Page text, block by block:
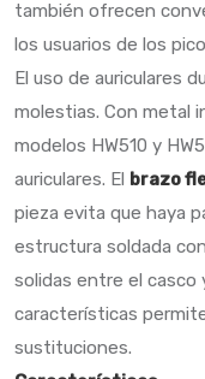
también ofrecen
los usuarios de los
El uso de auriculares
molestias. Con metal
modelos HW510 y
auriculares. El brazo
pieza evita que haya
estructura soldada
solidas entre el casco
características
sustituciones.